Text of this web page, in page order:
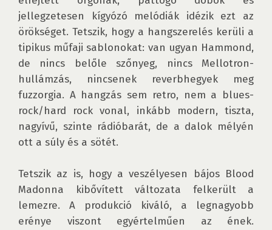
jellegzetesen kígyózó melódiák idézik ezt az
örökséget. Tetszik, hogy a hangszerelés kerüli a
tipikus műfaji sablonokat: van ugyan Hammond,
de nincs belőle szőnyeg, nincs Mellotron-
hullámzás, nincsenek reverbhegyek meg
fuzzorgia. A hangzás sem retro, nem a blues-
rock/hard rock vonal, inkább modern, tiszta,
nagyívű, szinte rádióbarát, de a dalok mélyén
ott a súly és a sötét.
Tetszik az is, hogy a veszélyesen bájos Blood
Madonna kibővített változata felkerült a
lemezre. A produkció kiváló, a legnagyobb
erénye viszont egyértelműen az ének.